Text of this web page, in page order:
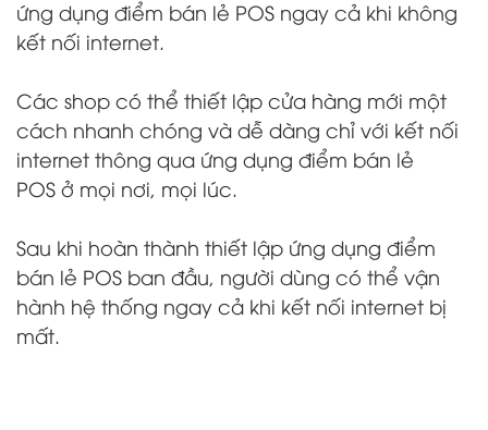
ứng dụng điểm bán lẻ POS ngay cả khi không
kết nối internet.
Các shop có thể thiết lập cửa hàng mới một
cách nhanh chóng và dễ dàng chỉ với kết nối
internet thông qua ứng dụng điểm bán lẻ
POS ở mọi nơi, mọi lúc.
Sau khi hoàn thành thiết lập ứng dụng điểm
bán lẻ POS ban đầu, người dùng có thể vận
hành hệ thống ngay cả khi kết nối internet bị
mất.